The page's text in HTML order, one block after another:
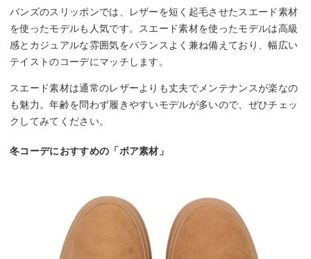
バンズのスリッポンでは、レザーを短く起毛させたスエード素材
を使ったモデルも人気です。スエード素材を使ったモデルは高級
感とカジュアルな雰囲気をバランスよく兼ね備えており、幅広い
テイストのコーデにマッチします。
スエード素材は通常のレザーよりも丈夫でメンテナンスが楽なの
も魅力。年齢を問わず履きやすいモデルが多いので、ぜひチェッ
クしてみてください。
冬コーデにおすすめの「ボア素材」